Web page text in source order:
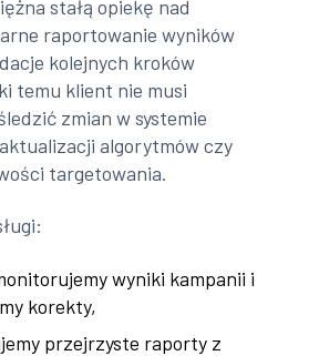
stałą opiekę nad
raportowanie wyników
kolejnych kroków
temu klient nie musi
zmian w systemie
algorytmów czy
targetowania.
wyniki kampanii i
korekty,
przejrzyste raporty z